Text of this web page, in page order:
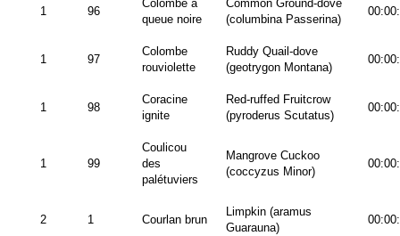
1 96
Colombe à
queue noire
Common Ground-dove
(columbina Passerina)
1 97
Colombe
rouviolette
Ruddy Quail-dove
(geotrygon Montana)
1 98
Coracine
ignite
Red-ruffed Fruitcrow
(pyroderus Scutatus)
1 99
Coulicou
des
palétuviers
Mangrove Cuckoo
(coccyzus Minor)
2 1 Courlan brun
Limpkin (aramus
Guarauna)